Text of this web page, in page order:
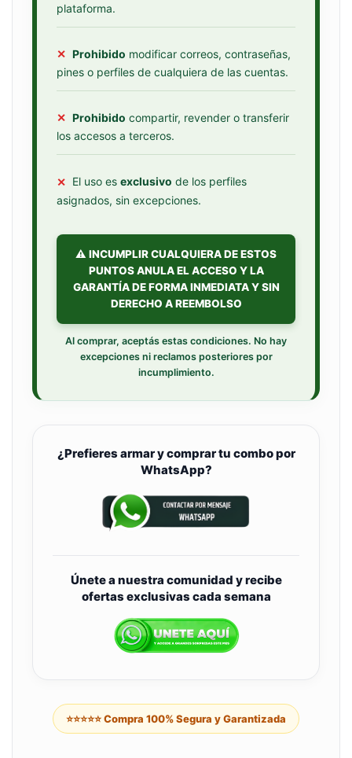
plataforma.
✕ Prohibido modificar correos, contraseñas,
pines o perfiles de cualquiera de las cuentas.
✕ Prohibido compartir, revender o transferir
los accesos a terceros.
✕ El uso es exclusivo de los perfiles
asignados, sin excepciones.
⚠️ INCUMPLIR CUALQUIERA DE ESTOS
PUNTOS ANULA EL ACCESO Y LA
GARANTÍA DE FORMA INMEDIATA Y SIN
DERECHO A REEMBOLSO
Al comprar, aceptás estas condiciones. No hay
excepciones ni reclamos posteriores por
incumplimiento.
¿Prefieres armar y comprar tu combo por
WhatsApp?
Únete a nuestra comunidad y recibe
ofertas exclusivas cada semana
⭐⭐⭐⭐⭐ Compra 100% Segura y Garantizada